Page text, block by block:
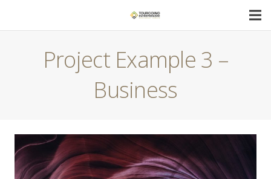
Project Example 3 –
Business